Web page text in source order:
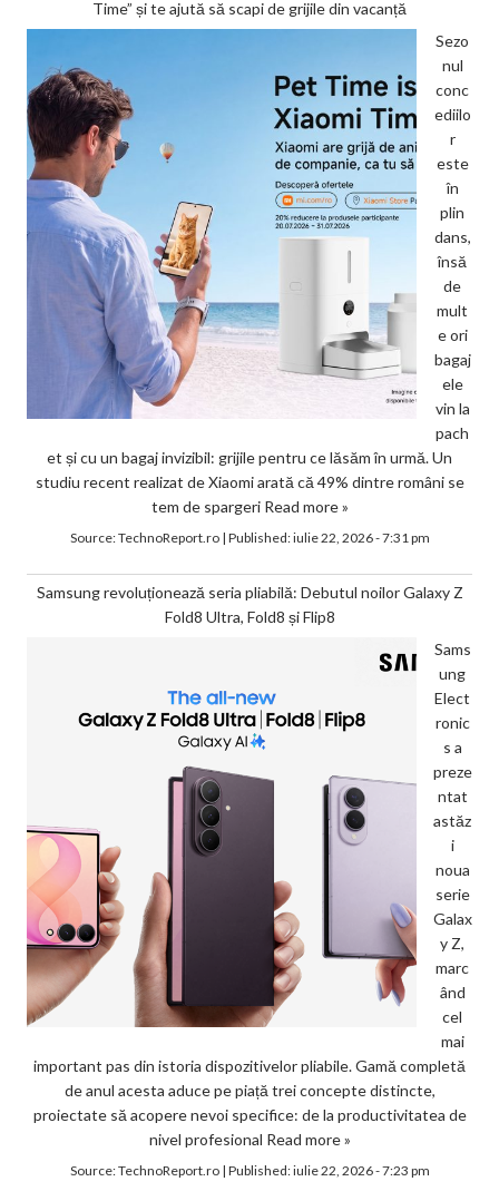
Time” și te ajută să scapi de grijile din vacanță
Sezo
nul
conc
ediilo
r
este
în
plin
dans,
însă
de
mult
e ori
bagaj
ele
vin la
pach
et și cu un bagaj invizibil: grijile pentru ce lăsăm în urmă. Un
studiu recent realizat de Xiaomi arată că 49% dintre români se
tem de spargeri Read more »
Source:TechnoReport.ro| Published:iulie 22, 2026 - 7:31 pm
Samsung revoluționează seria pliabilă: Debutul noilor Galaxy Z
Fold8 Ultra, Fold8 și Flip8
Sams
ung
Elect
ronic
s a
preze
ntat
astăz
i
noua
serie
Galax
y Z,
marc
ând
cel
mai
important pas din istoria dispozitivelor pliabile. Gamă completă
de anul acesta aduce pe piață trei concepte distincte,
proiectate să acopere nevoi specifice: de la productivitatea de
nivel profesional Read more »
Source:TechnoReport.ro| Published:iulie 22, 2026 - 7:23 pm